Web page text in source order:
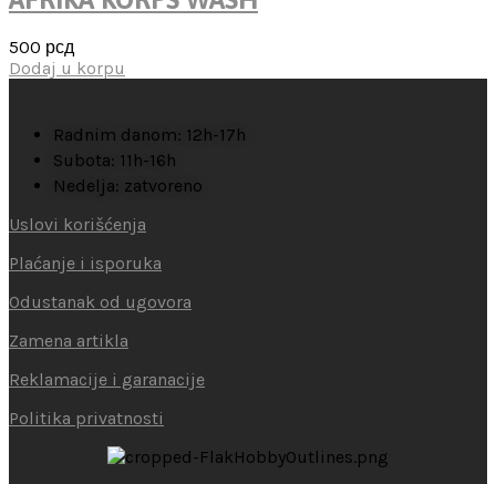
500 рсд
Dodaj u korpu
Radnim danom: 12h-17h
Subota: 11h-16h
Nedelja: zatvoreno
Uslovi korišćenja
Plaćanje i isporuka
Odustanak od ugovora
Zamena artikla
Reklamacije i garanacije
Politika privatnosti